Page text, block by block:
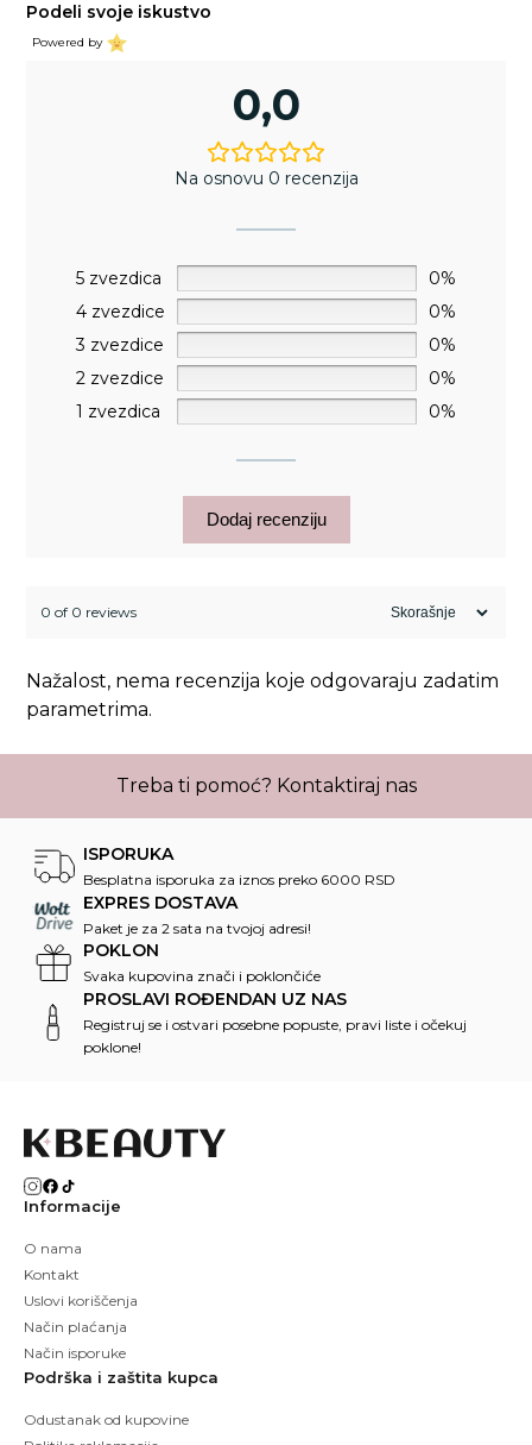
Podeli svoje iskustvo
Powered by
0,0
Na osnovu 0 recenzija
5 zvezdica
0%
4 zvezdice
0%
3 zvezdice
0%
2 zvezdice
0%
1 zvezdica
0%
Dodaj recenziju
0 of 0 reviews
Nažalost, nema recenzija koje odgovaraju zadatim
parametrima.
Treba ti pomoć? Kontaktiraj nas
ISPORUKA
Besplatna isporuka za iznos preko 6000 RSD
EXPRES DOSTAVA
Paket je za 2 sata na tvojoj adresi!
POKLON
Svaka kupovina znači i poklončiće
PROSLAVI ROĐENDAN UZ NAS
Registruj se i ostvari posebne popuste, pravi liste i očekuj
poklone!
Informacije
O nama
Kontakt
Uslovi koriščenja
Način plaćanja
Način isporuke
Podrška i zaštita kupca
Odustanak od kupovine